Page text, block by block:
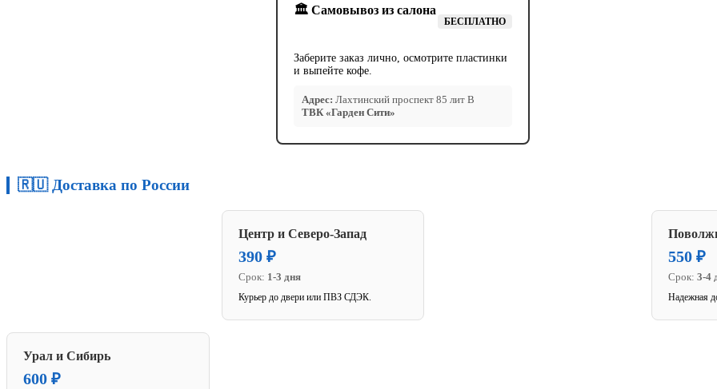
🏛️ Самовывоз из салона
БЕСПЛАТНО
Заберите заказ лично, осмотрите пластинки
и выпейте кофе.
Адрес: Лахтинский проспект 85 лит В
ТВК «Гарден Сити»
🇷🇺 Доставка по России
Центр и Северо-Запад
390 ₽
Срок: 1-3 дня
Курьер до двери или ПВЗ СДЭК.
550 ₽
Срок: 3-4
Надежная
Урал и Сибирь
600 ₽